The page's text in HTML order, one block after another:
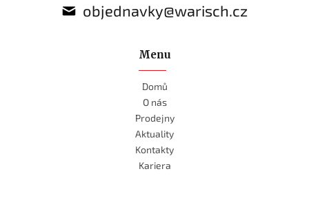
objednavky@warisch.cz
Menu
Domů
O nás
Prodejny
Aktuality
Kontakty
Kariera